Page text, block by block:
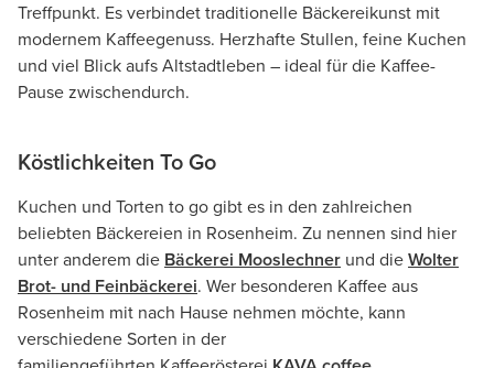
Treffpunkt. Es verbindet traditionelle Bäckereikunst mit
modernem Kaffeegenuss. Herzhafte Stullen, feine Kuchen
und viel Blick aufs Altstadtleben – ideal für die Kaffee-
Pause zwischendurch.
Köstlichkeiten To Go
Kuchen und Torten to go gibt es in den zahlreichen
beliebten Bäckereien in Rosenheim. Zu nennen sind hier
unter anderem die Bäckerei Mooslechner und die Wolter
Brot- und Feinbäckerei. Wer besonderen Kaffee aus
Rosenheim mit nach Hause nehmen möchte, kann
verschiedene Sorten in der